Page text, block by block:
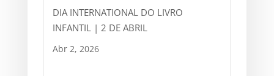
DIA INTERNATIONAL DO LIVRO
INFANTIL | 2 DE ABRIL
Abr 2, 2026